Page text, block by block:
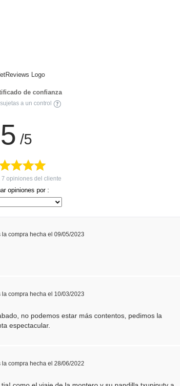
de confianza
a un control
5 /5
7 opiniones del cliente
opiniones por :
la compra hecha el 09/05/2023
la compra hecha el 10/03/2023
no podemos estar más contentos, pedimos la
espectacular.
la compra hecha el 28/06/2022